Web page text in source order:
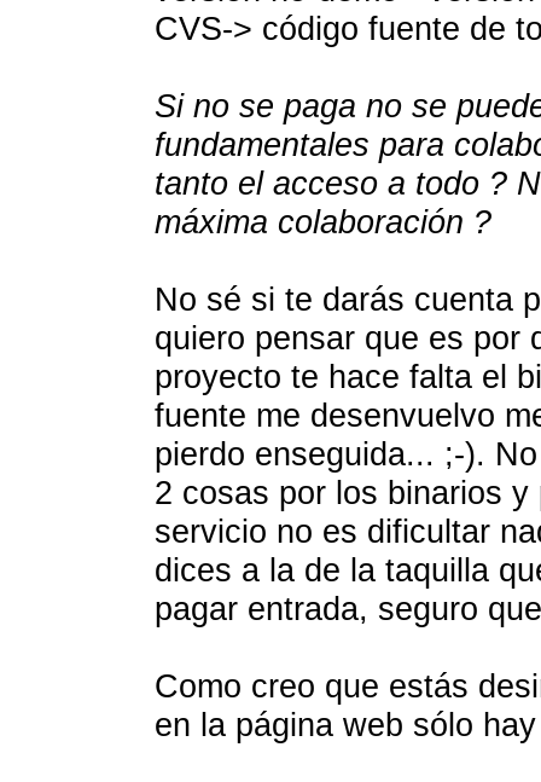
CVS-> código fuente de
Si no se paga no se
fundamentales para
tanto el acceso a todo ?
máxima colaboración ?
No sé si te darás cuenta
quiero pensar que es por
proyecto te hace falta el
fuente me desenvuelvo
pierdo enseguida... ;-).
2 cosas por los binarios
servicio no es dificultar
dices a la de la taquilla
pagar entrada, seguro
Como creo que estás
en la página web sólo